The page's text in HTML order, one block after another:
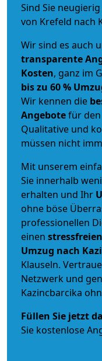
Sind Sie
von Krefeld nach
Wir sind es auch
transparente
Kosten, ganz im
bis zu 60 %
Wir kennen die
Angebotefür
Qualitative und
müssen nicht
Mit unserem
Sie innerhalb
erhalten und Ihr
ohne böse
professionellen
einen
Umzug nach
Klauseln.
Netzwerk und
Kazincbarcika
Füllen Sie jetzt
Sie kostenlose